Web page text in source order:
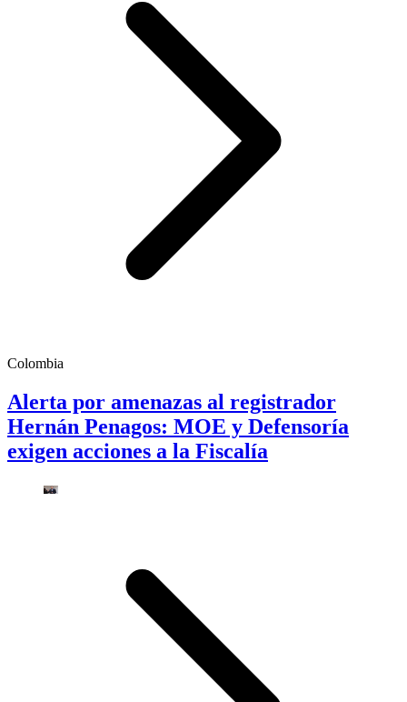
Colombia
Alerta por amenazas al registrador
Hernán Penagos: MOE y Defensoría
exigen acciones a la Fiscalía